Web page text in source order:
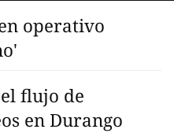
operativo
flujo de
en Durango